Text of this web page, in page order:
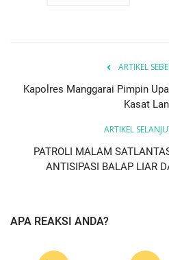
ARTIKEL
Kapolres Manggarai Pimpin
Kasat
ARTIKEL
PATROLI MALAM
ANTISIPASI BALAP LIAR
APA REAKSI ANDA?